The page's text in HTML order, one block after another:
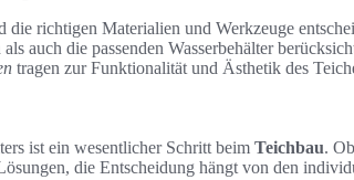
die richtigen Materialien und Werkzeuge
auch die passenden Wasserbehälter
tragen zur Funktionalität und Ästhetik des
ist ein wesentlicher Schritt beim Teichbau.
die Entscheidung hängt von den